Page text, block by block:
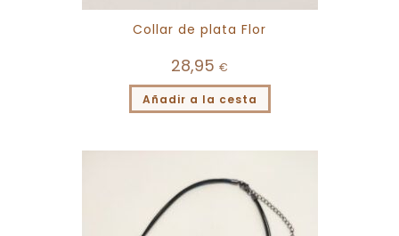
Collar de plata Flor
28,95 €
Añadir a la cesta